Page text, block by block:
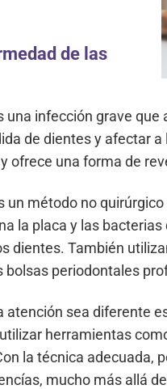
de las
una infección grave que
de dientes y afectar
ofrece una forma de
un método no
la placa y las bacterias
dientes. También
periodontales
atención sea diferente
herramientas
la técnica adecuada,
mucho más allá